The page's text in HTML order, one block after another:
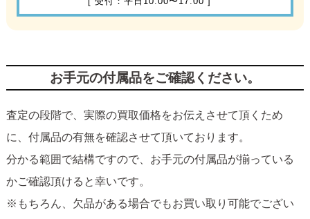
お手元の付属品をご確認ください。
査定の段階で、実際の買取価格をお伝えさせて頂くため
に、付属品の有無を確認させて頂いております。
分かる範囲で結構ですので、お手元の付属品が揃っている
かご確認頂けると幸いです。
※もちろん、欠品がある場合でもお買い取り可能でござい